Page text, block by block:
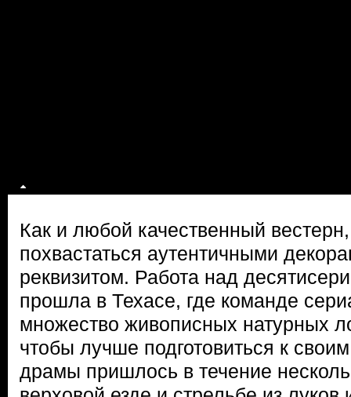
Как и любой качественный
похвастаться аутентичными
реквизитом. Работа над
прошла в Техасе, где команде
множество живописных натурных
чтобы лучше подготовиться к
драмы пришлось в течение